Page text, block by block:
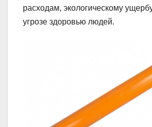
расходам, экологическому
угрозе здоровью людей.